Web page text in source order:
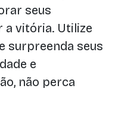
seus
a vitória. Utilize
surpreenda seus
e
não perca